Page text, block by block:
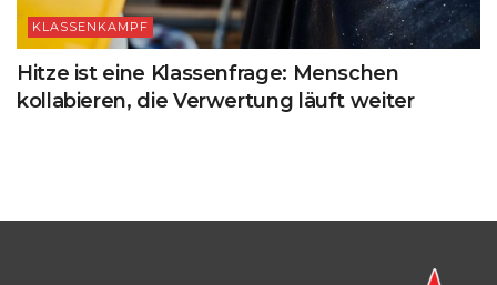
KLASSENKAMPF
Hitze ist eine Klassenfrage: Menschen
kollabieren, die Verwertung läuft weiter